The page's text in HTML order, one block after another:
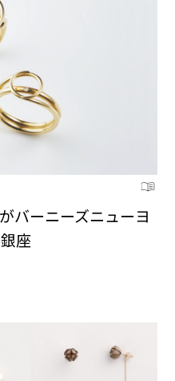
バーニーズニューヨ
座